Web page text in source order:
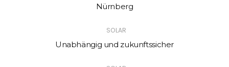
Nürnberg
SOLAR
Unabhängig und zukunftssicher